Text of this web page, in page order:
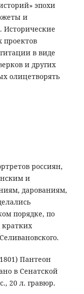
эпохи
и
проектов
в виде
и других
олицетворять
россиян,
и
дарованиям,
порядке, по
Пантеон
в Сенатской
20 л. гравюр.